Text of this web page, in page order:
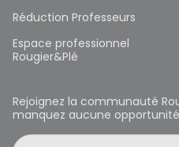
Réduction Professeurs
Espace professionnel
Rougier&Plé
Rejoignez la communauté
manquez aucune opportunité